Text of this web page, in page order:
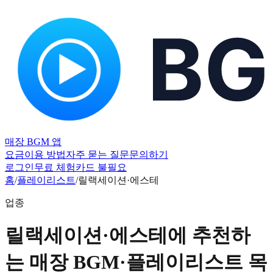
매장 BGM 앱
요금이용 방법자주 묻는 질문문의하기
로그인무료 체험카드 불필요
홈/플레이리스트/릴랙세이션·에스테
업종
릴랙세이션·에스테에 추천하
는 매장 BGM·플레이리스트 목